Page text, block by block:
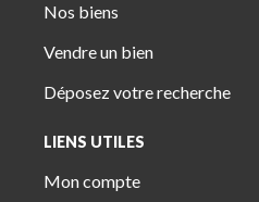
Nos biens
Vendre un bien
Déposez votre recherche
LIENS UTILES
Mon compte